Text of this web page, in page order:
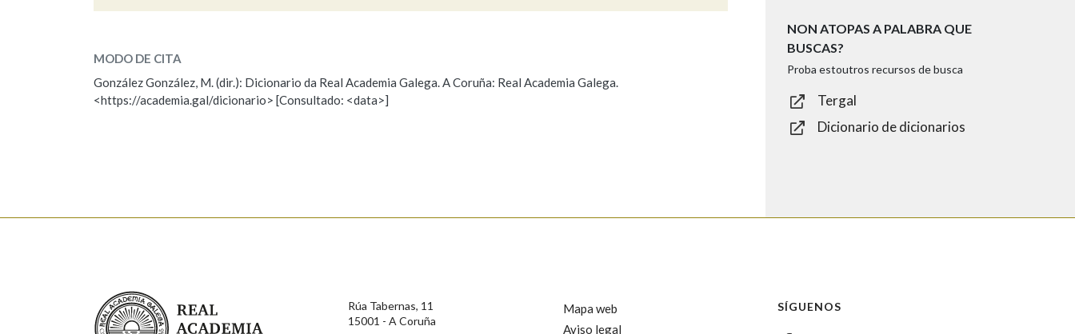
Marcas gramaticais Pertence a
AXUDA NA BUSCA LIMPAR
ESCOLLE UNHA OPCIÓN:
Observación Hai un erro na palabra Propoño mellorar a definición
Comentario
MODO DE CITA
González González, M. (dir.): Dicionario da Real Academia Galega. A Coruña: Real Academia Galega.
<https://academia.gal/dicionario> [Consultado: <data>]
NON ATOPAS A PALABRA QUE
BUSCAS?
Proba estoutros recursos de busca
Tergal
Dicionario de dicionarios
Real Academia Galega
Rúa Tabernas, 11
15001 - A Coruña
Mapa web
Aviso legal
SÍGUENOS